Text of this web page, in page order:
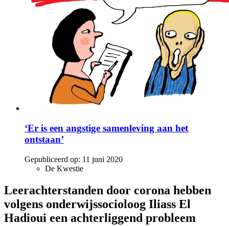
‘Er is een angstige samenleving aan het
ontstaan’
Gepubliceerd op: 11 juni 2020
De Kwestie
Leerachterstanden door corona hebben
volgens onderwijssocioloog Iliass El
Hadioui een achterliggend probleem